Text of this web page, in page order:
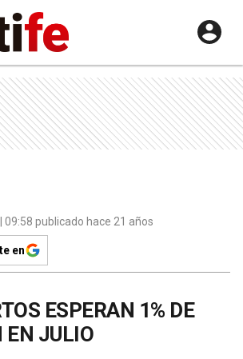
09:58 publicado hace 21 años
en
ESPERAN 1% DE
EN JULIO